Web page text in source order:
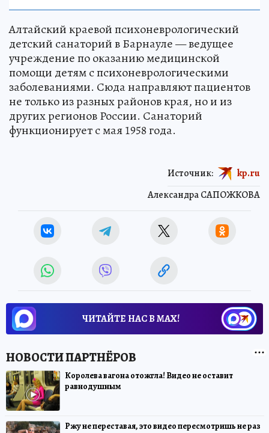
Алтайский краевой психоневрологический
детский санаторий в Барнауле — ведущее
учреждение по оказанию медицинской
помощи детям с психоневрологическими
заболеваниями. Сюда направляют пациентов
не только из разных районов края, но и из
других регионов России. Санаторий
функционирует с мая 1958 года.
Александра САПОЖКОВА
Источник: kp.ru
ЧИТАЙТЕ НАС В МАХ!
Королева вагона отожгла! Видео не оставит
равнодушным
Ржу не переставая, это видео пересмотришь не раз